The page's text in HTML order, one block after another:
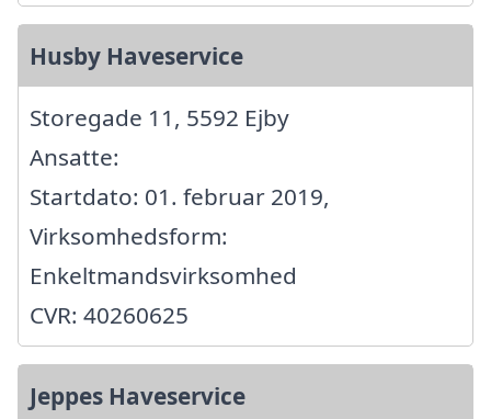
Husby Haveservice
Storegade 11, 5592 Ejby
Ansatte:
Startdato: 01. februar 2019,
Virksomhedsform:
Enkeltmandsvirksomhed
CVR: 40260625
Jeppes Haveservice